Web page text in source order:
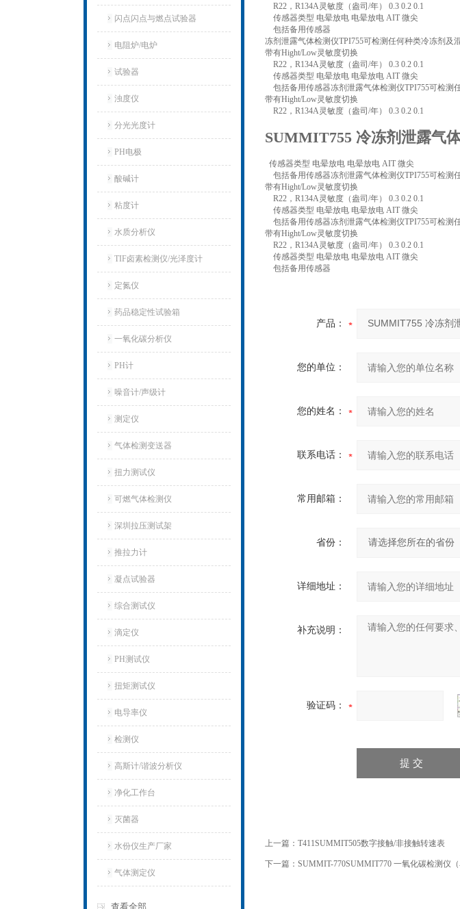
闪点闪点与燃点试验器
电阻炉/电炉
试验器
浊度仪
分光光度计
PH电极
酸碱计
粘度计
水质分析仪
TIF卤素检测仪/光泽度计
定氮仪
药品稳定性试验箱
一氧化碳分析仪
PH计
噪音计/声级计
测定仪
气体检测变送器
扭力测试仪
可燃气体检测仪
深圳拉压测试架
推拉力计
凝点试验器
综合测试仪
滴定仪
PH测试仪
扭矩测试仪
电导率仪
检测仪
高斯计/谐波分析仪
净化工作台
灭菌器
水份仪生产厂家
气体测定仪
查看全部
R22，R134A灵敏度（盎司/年） 0.3 0.2 0.1
传感器类型 电晕放电 电晕放电 AIT 微尖
包括备用传感器
冻剂泄露气体检测仪TPI755可检测任何种类冷冻剂及
带有Hight/Low灵敏度切换
R22，R134A灵敏度（盎司/年） 0.3 0.2 0.1
传感器类型 电晕放电 电晕放电 AIT 微尖
包括备用传感器冻剂泄露气体检测仪TPI755可检测
带有Hight/Low灵敏度切换
R22，R134A灵敏度（盎司/年） 0.3 0.2 0.1
SUMMIT755 冷冻剂泄露气
传感器类型 电晕放电 电晕放电 AIT 微尖
包括备用传感器冻剂泄露气体检测仪TPI755可检测
带有Hight/Low灵敏度切换
R22，R134A灵敏度（盎司/年） 0.3 0.2 0.1
传感器类型 电晕放电 电晕放电 AIT 微尖
包括备用传感器冻剂泄露气体检测仪TPI755可检测
带有Hight/Low灵敏度切换
R22，R134A灵敏度（盎司/年） 0.3 0.2 0.1
传感器类型 电晕放电 电晕放电 AIT 微尖
包括备用传感器
产品：
您的单位：
您的姓名：
联系电话：
常用邮箱：
省份：
详细地址：
补充说明：
验证码：
上一篇： T411SUMMIT505数字接触/非接触转速表
下一篇： SUMMIT-770SUMMIT770 一氧化碳检测仪（